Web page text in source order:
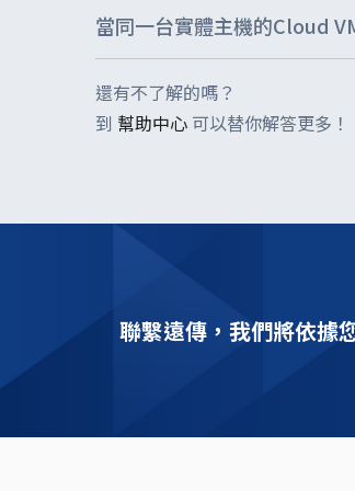
1台Cloud VM (Virtual Machine)基本
+02)。
當同一台實體主機的Cloud
不會！遠傳利用網路設定及虛擬化技
還有不了解的嗎？
到 幫助中心 可以替你解答更多！
聯繫遠傳，我們將依據